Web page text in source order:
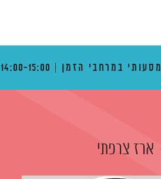
מסעותי במרחבי הזמן 14:00-15:00
ארז צרפתי